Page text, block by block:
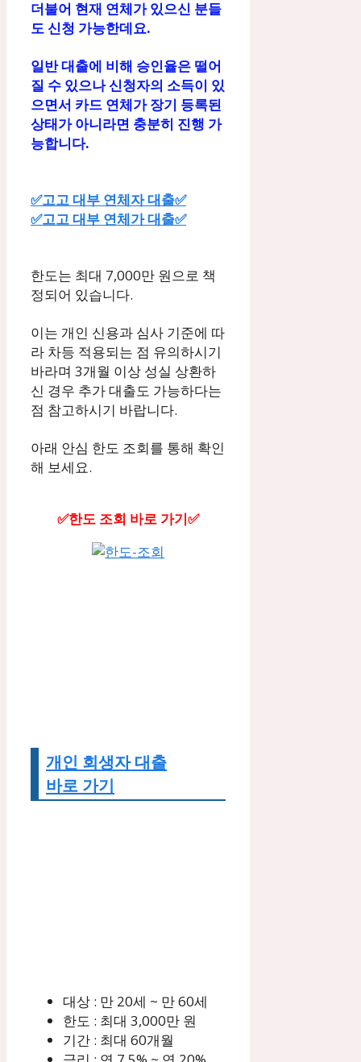
더불어 현재 연체가 있으신 분들
도 신청 가능한데요.
일반 대출에 비해 승인율은 떨어
질 수 있으나 신청자의 소득이 있
으면서 카드 연체가 장기 등록된
상태가 아니라면 충분히 진행 가
능합니다.
✅고고 대부 연체자 대출✅
✅고고 대부 연체가 대출✅
한도는 최대 7,000만 원으로 책
정되어 있습니다.
이는 개인 신용과 심사 기준에 따
라 차등 적용되는 점 유의하시기
바라며 3개월 이상 성실 상환하
신 경우 추가 대출도 가능하다는
점 참고하시기 바랍니다.
아래 안심 한도 조회를 통해 확인
해 보세요.
✅한도 조회 바로 가기✅
개인 회생자 대출
바로 가기
대상 : 만 20세 ~ 만 60세
한도 : 최대 3,000만 원
기간 : 최대 60개월